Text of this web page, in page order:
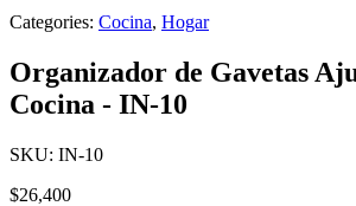
Categories: Cocina, Hogar
Organizador de Gavetas
Cocina - IN-10
SKU: IN-10
$26,400